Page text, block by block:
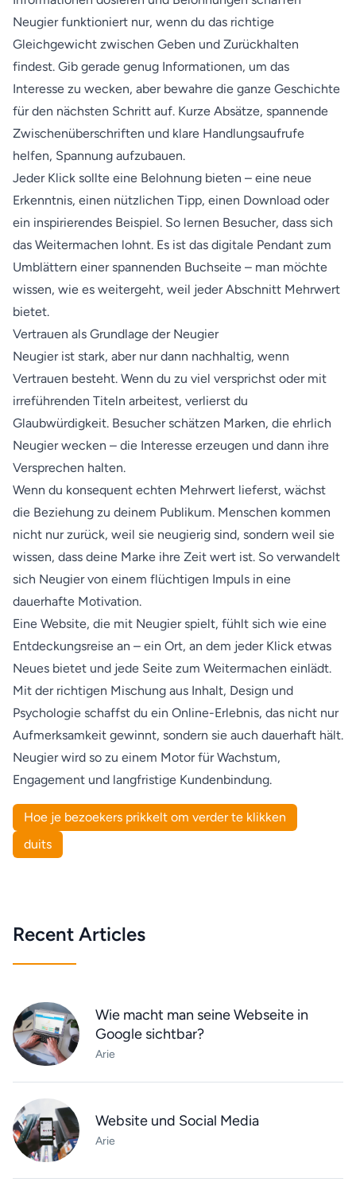
Neugier funktioniert nur, wenn du das richtige
Gleichgewicht zwischen Geben und Zurückhalten
findest. Gib gerade genug Informationen, um das
Interesse zu wecken, aber bewahre die ganze Geschichte
für den nächsten Schritt auf. Kurze Absätze, spannende
Zwischenüberschriften und klare Handlungsaufrufe
helfen, Spannung aufzubauen.
Jeder Klick sollte eine Belohnung bieten – eine neue
Erkenntnis, einen nützlichen Tipp, einen Download oder
ein inspirierendes Beispiel. So lernen Besucher, dass sich
das Weitermachen lohnt. Es ist das digitale Pendant zum
Umblättern einer spannenden Buchseite – man möchte
wissen, wie es weitergeht, weil jeder Abschnitt Mehrwert
bietet.
Vertrauen als Grundlage der Neugier
Neugier ist stark, aber nur dann nachhaltig, wenn
Vertrauen besteht. Wenn du zu viel versprichst oder mit
irreführenden Titeln arbeitest, verlierst du
Glaubwürdigkeit. Besucher schätzen Marken, die ehrlich
Neugier wecken – die Interesse erzeugen und dann ihre
Versprechen halten.
Wenn du konsequent echten Mehrwert lieferst, wächst
die Beziehung zu deinem Publikum. Menschen kommen
nicht nur zurück, weil sie neugierig sind, sondern weil sie
wissen, dass deine Marke ihre Zeit wert ist. So verwandelt
sich Neugier von einem flüchtigen Impuls in eine
dauerhafte Motivation.
Eine Website, die mit Neugier spielt, fühlt sich wie eine
Entdeckungsreise an – ein Ort, an dem jeder Klick etwas
Neues bietet und jede Seite zum Weitermachen einlädt.
Mit der richtigen Mischung aus Inhalt, Design und
Psychologie schaffst du ein Online-Erlebnis, das nicht nur
Aufmerksamkeit gewinnt, sondern sie auch dauerhaft hält.
Neugier wird so zu einem Motor für Wachstum,
Engagement und langfristige Kundenbindung.
Hoe je bezoekers prikkelt om verder te klikken
duits
Recent Articles
Wie macht man seine Webseite in
Google sichtbar?
Arie
Website und Social Media
Arie